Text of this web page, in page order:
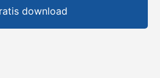
download